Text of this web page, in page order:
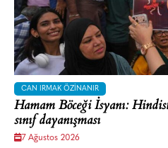
CAN IRMAK ÖZINANIR
Hamam Böceği İsyanı:
sınıf dayanışması
7 Ağustos 2026